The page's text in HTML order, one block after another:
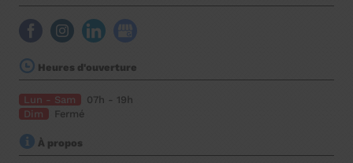
Heures d'ouverture
Lun - Sam
07h - 19h
Dim
Fermé
À propos